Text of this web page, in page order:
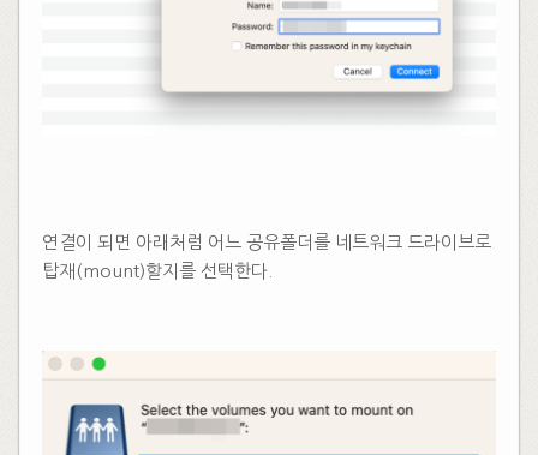
연결이 되면 아래처럼 어느 공유폴더를 네트워크 드라이브로
탑재(mount)할지를 선택한다.